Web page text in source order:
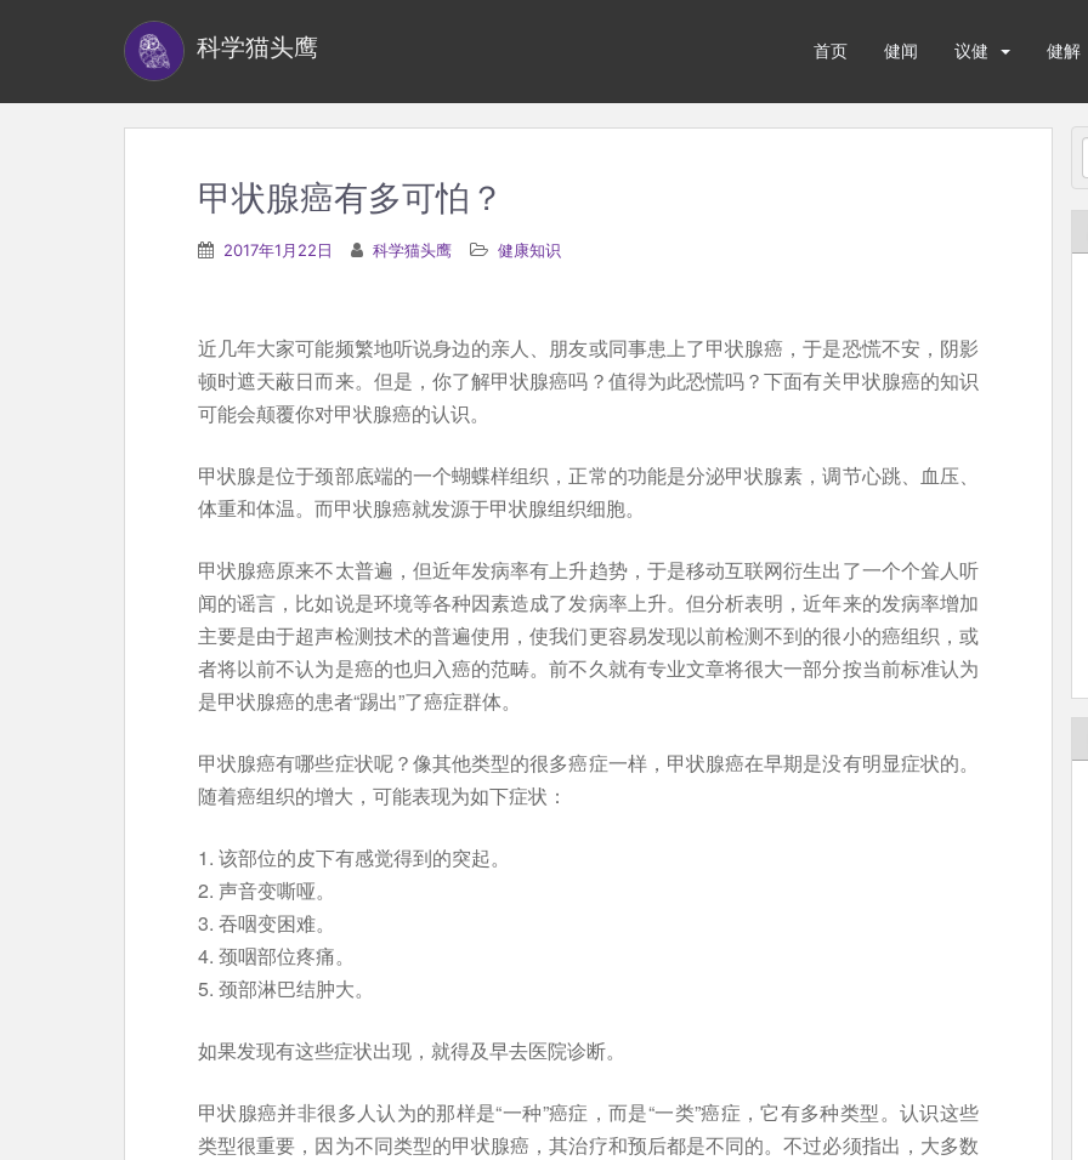
科学猫头鹰 首页 健闻 议健 健解
甲状腺癌有多可怕？
2017年1月22日 科学猫头鹰 健康知识
近几年大家可能频繁地听说身边的亲人、朋友或同事患上了甲状腺癌，于是恐慌不安，阴影
顿时遮天蔽日而来。但是，你了解甲状腺癌吗？值得为此恐慌吗？下面有关甲状腺癌的知识
可能会颠覆你对甲状腺癌的认识。
甲状腺是位于颈部底端的一个蝴蝶样组织，正常的功能是分泌甲状腺素，调节心跳、血压、
体重和体温。而甲状腺癌就发源于甲状腺组织细胞。
甲状腺癌原来不太普遍，但近年发病率有上升趋势，于是移动互联网衍生出了一个个耸人听
闻的谣言，比如说是环境等各种因素造成了发病率上升。但分析表明，近年来的发病率增加
主要是由于超声检测技术的普遍使用，使我们更容易发现以前检测不到的很小的癌组织，或
者将以前不认为是癌的也归入癌的范畴。前不久就有专业文章将很大一部分按当前标准认为
是甲状腺癌的患者“踢出”了癌症群体。
甲状腺癌有哪些症状呢？像其他类型的很多癌症一样，甲状腺癌在早期是没有明显症状的。
随着癌组织的增大，可能表现为如下症状：
1. 该部位的皮下有感觉得到的突起。
2. 声音变嘶哑。
3. 吞咽变困难。
4. 颈咽部位疼痛。
5. 颈部淋巴结肿大。
如果发现有这些症状出现，就得及早去医院诊断。
甲状腺癌并非很多人认为的那样是“一种”癌症，而是“一类”癌症，它有多种类型。认识这些
类型很重要，因为不同类型的甲状腺癌，其治疗和预后都是不同的。不过必须指出，大多数